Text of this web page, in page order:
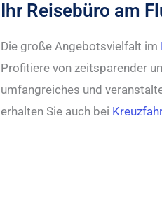
Ihr Reisebüro am
Die große Angebotsvielfalt im
Profitiere von zeitsparender
umfangreiches und
erhalten Sie auch bei